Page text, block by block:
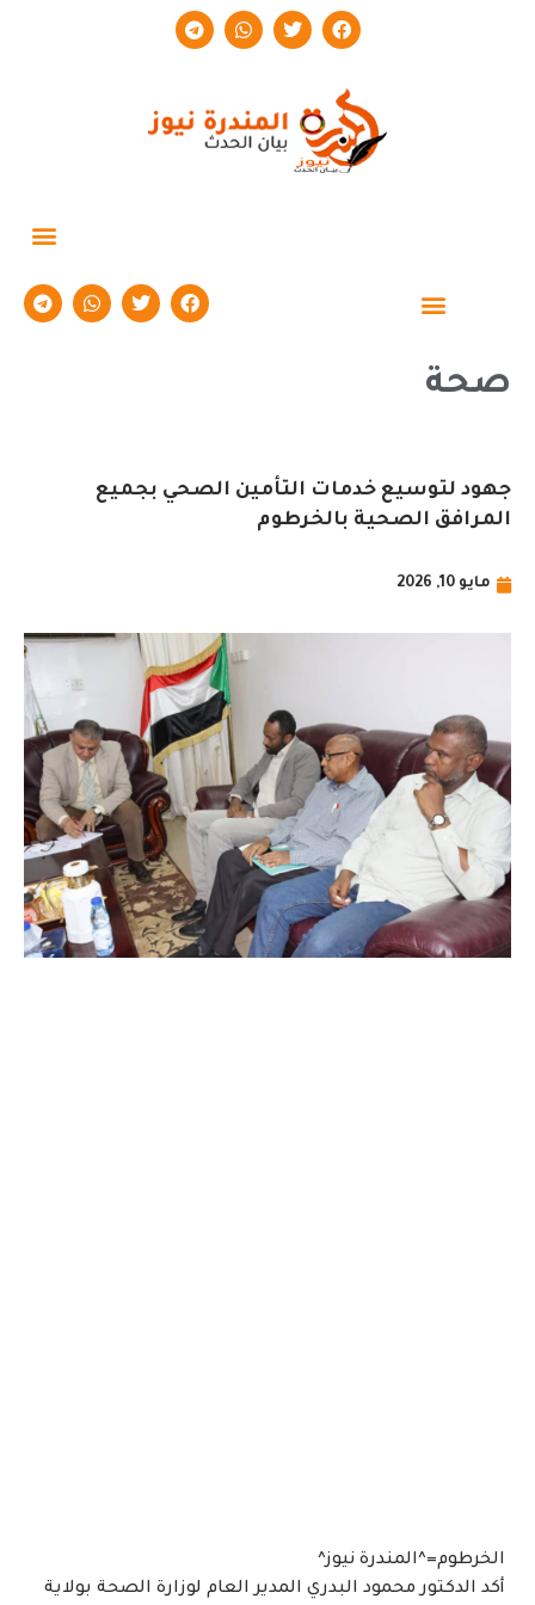
صحة
جهود لتوسيع خدمات التأمين الصحي بجميع
المرافق الصحية بالخرطوم
مايو 10, 2026
الخرطوم=^المندرة نيوز^
أكد الدكتور محمود البدري المدير العام لوزارة الصحة بولاية